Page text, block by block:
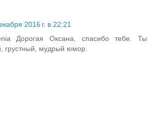
2016 г. в 22:21
Дорогая Оксана, спасибо тебе. Ты
грустный, мудрый юмор.